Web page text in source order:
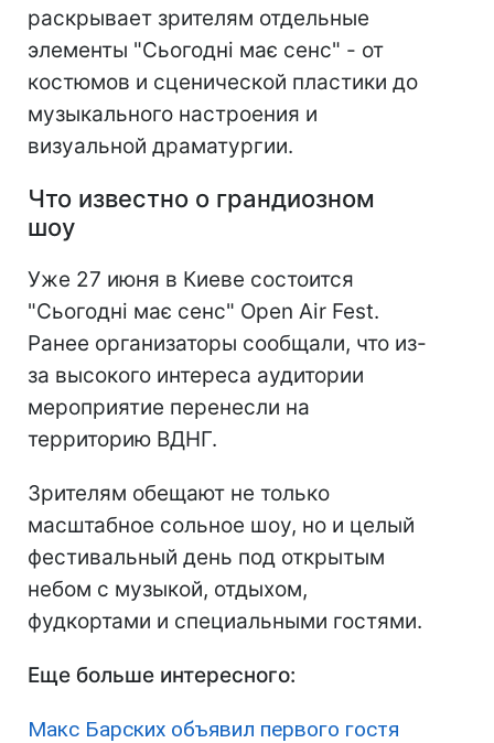
раскрывает зрителям отдельные
элементы "Сьогодні має сенс" - от
костюмов и сценической пластики до
музыкального настроения и
визуальной драматургии.
Что известно о грандиозном
шоу
Уже 27 июня в Киеве состоится
"Сьогодні має сенс" Open Air Fest.
Ранее организаторы сообщали, что из-
за высокого интереса аудитории
мероприятие перенесли на
территорию ВДНГ.
Зрителям обещают не только
масштабное сольное шоу, но и целый
фестивальный день под открытым
небом с музыкой, отдыхом,
фудкортами и специальными гостями.
Еще больше интересного:
Макс Барских объявил первого гостя